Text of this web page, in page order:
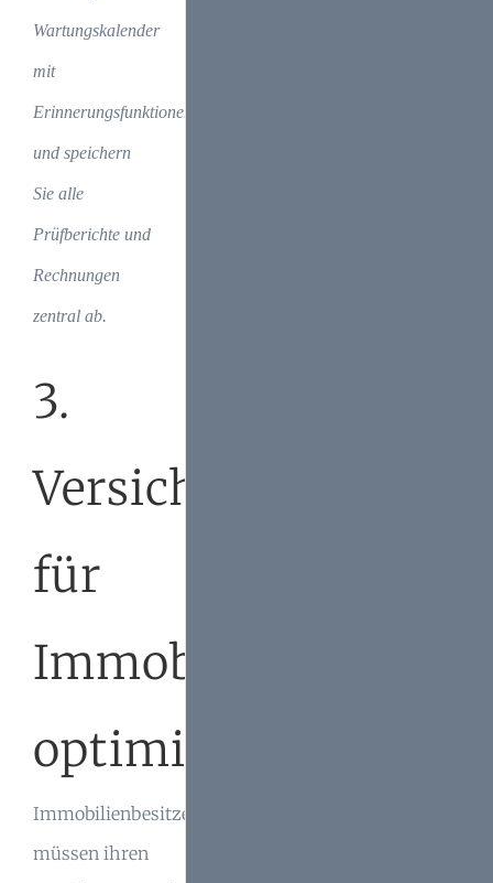
Wartungskalender
mit
Erinnerungsfunktionen
und speichern
Sie alle
Prüfberichte und
Rechnungen
zentral ab.
3.
für
Immobilien
optimieren
Immobilienbesitzer
müssen ihren